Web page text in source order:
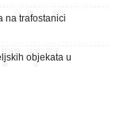
na trafostanici
objekata u